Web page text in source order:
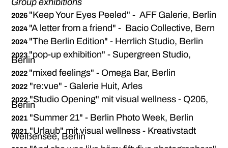
2026 "Keep Your Eyes Peeled" - AFF Galerie, Berlin
2024 "A letter from a friend" - Bacio Collective, Bern
2024 "The Berlin Edition" - Herrlich Studio, Berlin
2023 "pop-up exhibition" - Supergreen Studio,
Berlin
2022 "mixed feelings" - Omega Bar, Berlin
2022 "re:vue" - Galerie Huit, Arles
2022"Studio Opening" mit visual wellness - Q205,
Berlin
2021 "Summer 21" - Berlin Photo Week, Berlin
2021"Urlaub" mit visual wellness - Kreativstadt
Weißensee, Berlin